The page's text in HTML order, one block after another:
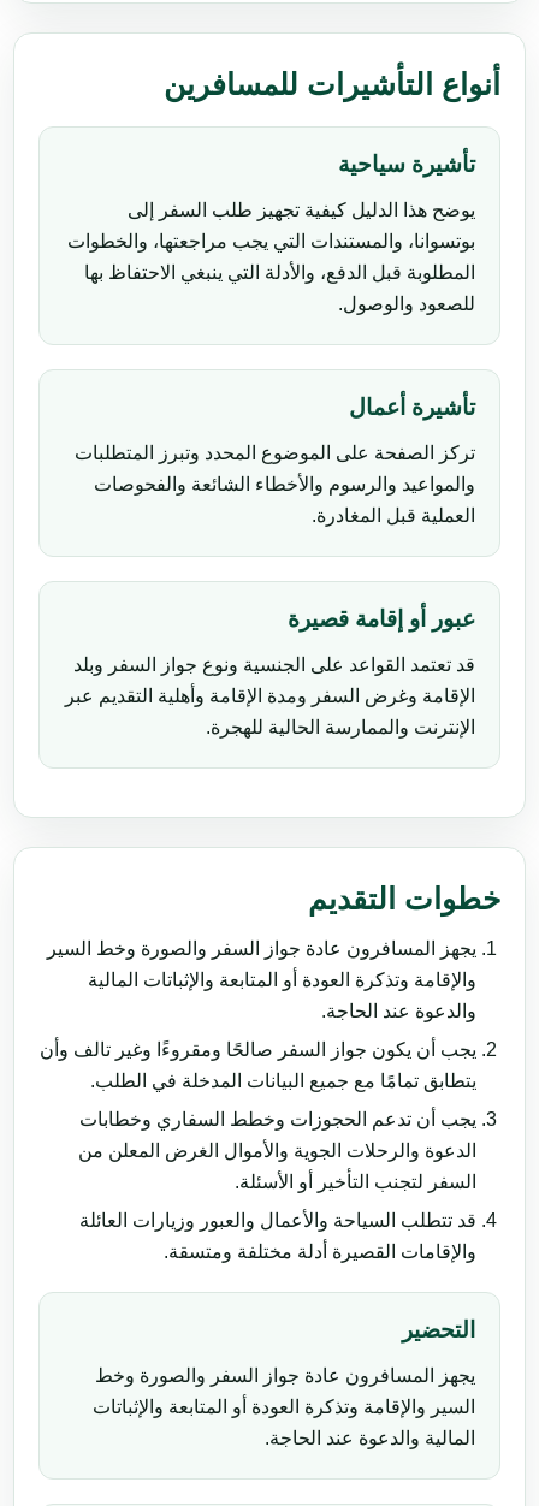
أنواع التأشيرات للمسافرين
تأشيرة سياحية
يوضح هذا الدليل كيفية تجهيز طلب السفر إلى
بوتسوانا، والمستندات التي يجب مراجعتها، والخطوات
المطلوبة قبل الدفع، والأدلة التي ينبغي الاحتفاظ بها
للصعود والوصول.
تأشيرة أعمال
تركز الصفحة على الموضوع المحدد وتبرز المتطلبات
والمواعيد والرسوم والأخطاء الشائعة والفحوصات
العملية قبل المغادرة.
عبور أو إقامة قصيرة
قد تعتمد القواعد على الجنسية ونوع جواز السفر وبلد
الإقامة وغرض السفر ومدة الإقامة وأهلية التقديم عبر
الإنترنت والممارسة الحالية للهجرة.
خطوات التقديم
يجهز المسافرون عادة جواز السفر والصورة وخط السير
والإقامة وتذكرة العودة أو المتابعة والإثباتات المالية
والدعوة عند الحاجة.
يجب أن يكون جواز السفر صالحًا ومقروءًا وغير تالف وأن
يتطابق تمامًا مع جميع البيانات المدخلة في الطلب.
يجب أن تدعم الحجوزات وخطط السفاري وخطابات
الدعوة والرحلات الجوية والأموال الغرض المعلن من
السفر لتجنب التأخير أو الأسئلة.
قد تتطلب السياحة والأعمال والعبور وزيارات العائلة
والإقامات القصيرة أدلة مختلفة ومتسقة.
التحضير
يجهز المسافرون عادة جواز السفر والصورة وخط
السير والإقامة وتذكرة العودة أو المتابعة والإثباتات
المالية والدعوة عند الحاجة.